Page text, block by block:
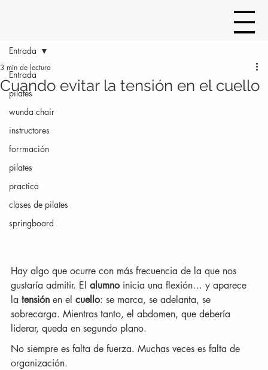
Entrada
pilates
wunda chair
instructores
forrmación
pilates
practica
clases de pilates
springboard
Entrada
Cuando evitar la tensión en el cuello
3 min de lectura
Hay algo que ocurre con más frecuencia de la que nos
gustaría admitir. El alumno inicia una flexión… y aparece
la tensión en el cuello: se marca, se adelanta, se
sobrecarga. Mientras tanto, el abdomen, que debería
liderar, queda en segundo plano.
No siempre es falta de fuerza. Muchas veces es falta de
organización.